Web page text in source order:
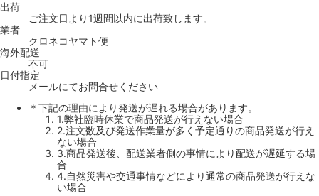
出荷
ご注文日より1週間以内に出荷致します。
業者
クロネコヤマト便
海外配送
不可
日付指定
メールにてお問合せください
＊下記の理由により発送が遅れる場合があります。
1.弊社臨時休業で商品発送が行えない場合
2.注文数及び発送作業量が多く予定通りの商品発送が行え
ない場合
3.商品発送後、配送業者側の事情により配送が遅延する場
合
4.自然災害や交通事情などにより通常の商品発送が行えな
い場合